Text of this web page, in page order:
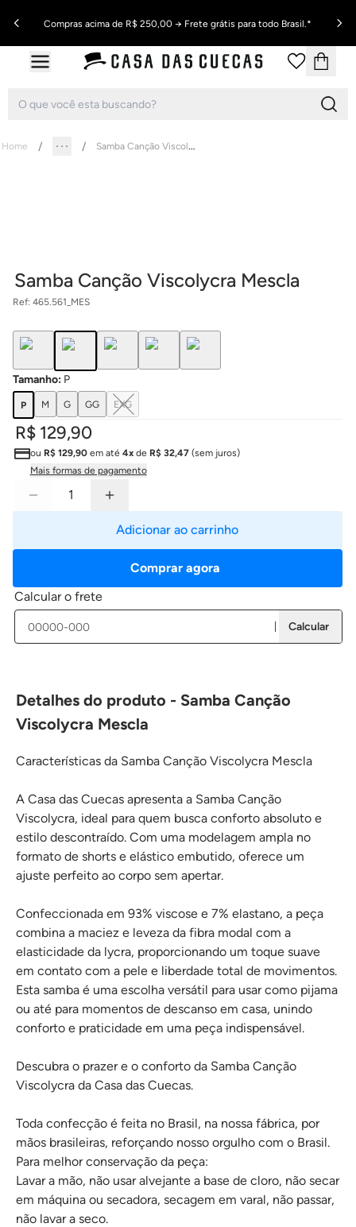
Compras acima de R$ 250,00 → Frete grátis para todo Brasil.*
Home Samba Canção Viscolycra Mescla
Samba Canção Viscolycra Mescla
Ref: 465.561_MES
Tamanho: P
P M G GG EXG
R$ 129,90
ou R$ 129,90em até 4xde R$ 32,47(sem juros)
Mais formas de pagamento
Comprar agora
Adicionar ao carrinho
Calcular o frete
Calcular
Detalhes do produto - Samba Canção
Viscolycra Mescla
Características da Samba Canção Viscolycra Mescla
A Casa das Cuecas apresenta a Samba Canção
Viscolycra, ideal para quem busca conforto absoluto e
estilo descontraído. Com uma modelagem ampla no
formato de shorts e elástico embutido, oferece um
ajuste perfeito ao corpo sem apertar.
Confeccionada em 93% viscose e 7% elastano, a peça
combina a maciez e leveza da fibra modal com a
elasticidade da lycra, proporcionando um toque suave
em contato com a pele e liberdade total de movimentos.
Esta samba é uma escolha versátil para usar como pijama
ou até para momentos de descanso em casa, unindo
conforto e praticidade em uma peça indispensável.
Descubra o prazer e o conforto da Samba Canção
Viscolycra da Casa das Cuecas.
Toda confecção é feita no Brasil, na nossa fábrica, por
mãos brasileiras, reforçando nosso orgulho com o Brasil.
Para melhor conservação da peça:
Lavar a mão, não usar alvejante a base de cloro, não secar
em máquina ou secadora, secagem em varal, não passar,
não lavar a seco.